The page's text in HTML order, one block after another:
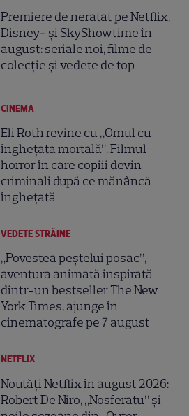
Premiere de neratat pe Netflix,
Disney+ și SkyShowtime în
august: seriale noi, filme de
colecție și vedete de top
CINEMA
Eli Roth revine cu „Omul cu
înghețata mortală”. Filmul
horror în care copiii devin
criminali după ce mănâncă
înghețată
VEDETE STRĂINE
„Povestea peștelui posac”,
aventura animată inspirată
dintr-un bestseller The New
York Times, ajunge în
cinematografe pe 7 august
NETFLIX
Noutăți Netflix în august 2026:
Robert De Niro, „Nosferatu” și